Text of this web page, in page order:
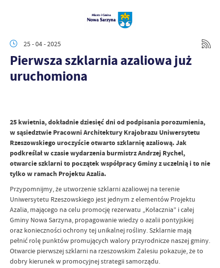
25 - 04 - 2025
Pierwsza szklarnia azaliowa już
uruchomiona
25 kwietnia, dokładnie dziesięć dni od podpisania porozumienia,
w sąsiedztwie Pracowni Architektury Krajobrazu Uniwersytetu
Rzeszowskiego uroczyście otwarto szklarnię azaliową. Jak
podkreślał w czasie wydarzenia burmistrz Andrzej Rychel,
otwarcie szklarni to początek współpracy Gminy z uczelnią i to nie
tylko w ramach Projektu Azalia.
Przypomnijmy, że utworzenie szklarni azaliowej na terenie
Uniwersytetu Rzeszowskiego jest jednym z elementów Projektu
Azalia, mającego na celu promocję rezerwatu „Kołacznia” i całej
Gminy Nowa Sarzyna, propagowanie wiedzy o azalii pontyjskiej
oraz konieczności ochrony tej unikalnej rośliny. Szklarnie mają
pełnić rolę punktów promujących walory przyrodnicze naszej gminy.
Otwarcie pierwszej szklarni na rzeszowskim Zalesiu pokazuje, że to
dobry kierunek w promocyjnej strategii samorządu.